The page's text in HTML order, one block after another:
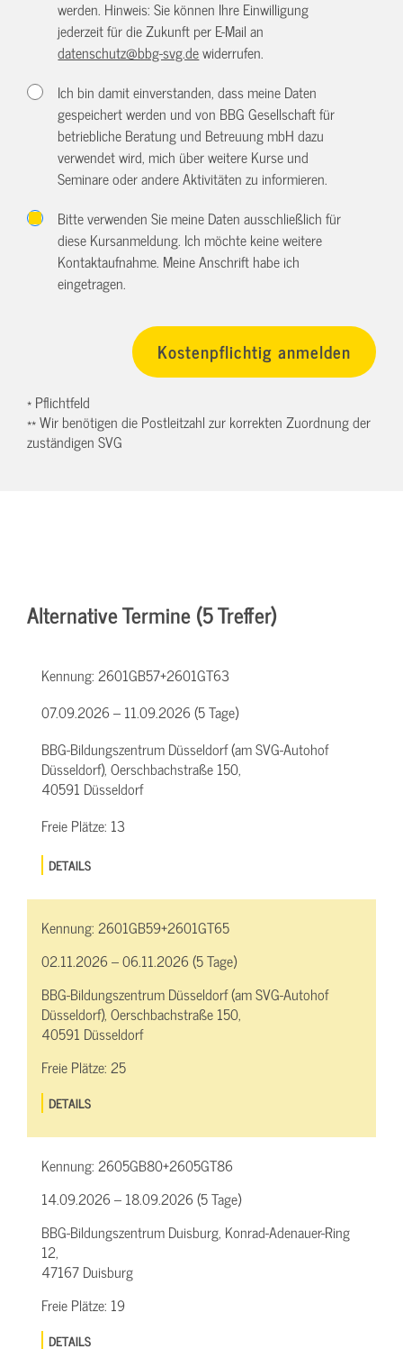
werden. Hinweis: Sie können Ihre Einwilligung
jederzeit für die Zukunft per E-Mail an
datenschutz@bbg-svg.dewiderrufen.
Ich bin damit einverstanden, dass meine Daten
gespeichert werden und von BBG Gesellschaft für
betriebliche Beratung und Betreuung mbH dazu
verwendet wird, mich über weitere Kurse und
Seminare oder andere Aktivitäten zu informieren.
Bitte verwenden Sie meine Daten ausschließlich für
diese Kursanmeldung. Ich möchte keine weitere
Kontaktaufnahme. Meine Anschrift habe ich
eingetragen.
* Pflichtfeld
** Wir benötigen die Postleitzahl zur korrekten Zuordnung der
zuständigen SVG
Alternative Termine (5 Treffer)
Kennung:2601GB57+2601GT63
07.09.2026 – 11.09.2026 (5 Tage)
BBG-Bildungszentrum Düsseldorf (am SVG-Autohof
Düsseldorf), Oerschbachstraße 150,
40591 Düsseldorf
Freie Plätze: 13
DETAILS
Kennung:2601GB59+2601GT65
02.11.2026 – 06.11.2026 (5 Tage)
BBG-Bildungszentrum Düsseldorf (am SVG-Autohof
Düsseldorf), Oerschbachstraße 150,
40591 Düsseldorf
Freie Plätze:25
DETAILS
Kennung:2605GB80+2605GT86
14.09.2026 – 18.09.2026 (5 Tage)
BBG-Bildungszentrum Duisburg, Konrad-Adenauer-Ring
12,
47167 Duisburg
Freie Plätze: 19
DETAILS